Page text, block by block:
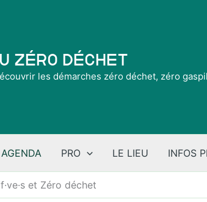
Zéro Déchet
les démarches zéro déchet, zéro
AGENDA PRO LE LIEU INFOS
et Zéro déchet